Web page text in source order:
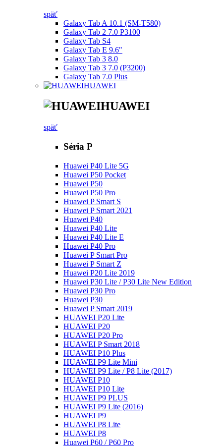
späť
Galaxy Tab A 10.1 (SM-T580)
Galaxy Tab 2 7.0 P3100
Galaxy Tab S4
Galaxy Tab E 9.6"
Galaxy Tab 3 8.0
Galaxy Tab 3 7.0 (P3200)
Galaxy Tab 7.0 Plus
HUAWEI
HUAWEI
späť
Séria P
Huawei P40 Lite 5G
Huawei P50 Pocket
Huawei P50
Huawei P50 Pro
Huawei P Smart S
Huawei P Smart 2021
Huawei P40
Huawei P40 Lite
Huawei P40 Lite E
Huawei P40 Pro
Huawei P Smart Pro
Huawei P Smart Z
Huawei P20 Lite 2019
Huawei P30 Lite / P30 Lite New Edition
Huawei P30 Pro
Huawei P30
Huawei P Smart 2019
HUAWEI P20 Lite
HUAWEI P20
HUAWEI P20 Pro
HUAWEI P Smart 2018
HUAWEI P10 Plus
HUAWEI P9 Lite Mini
HUAWEI P9 Lite / P8 Lite (2017)
HUAWEI P10
HUAWEI P10 Lite
HUAWEI P9 PLUS
HUAWEI P9 Lite (2016)
HUAWEI P9
HUAWEI P8 Lite
HUAWEI P8
Huawei P60 / P60 Pro